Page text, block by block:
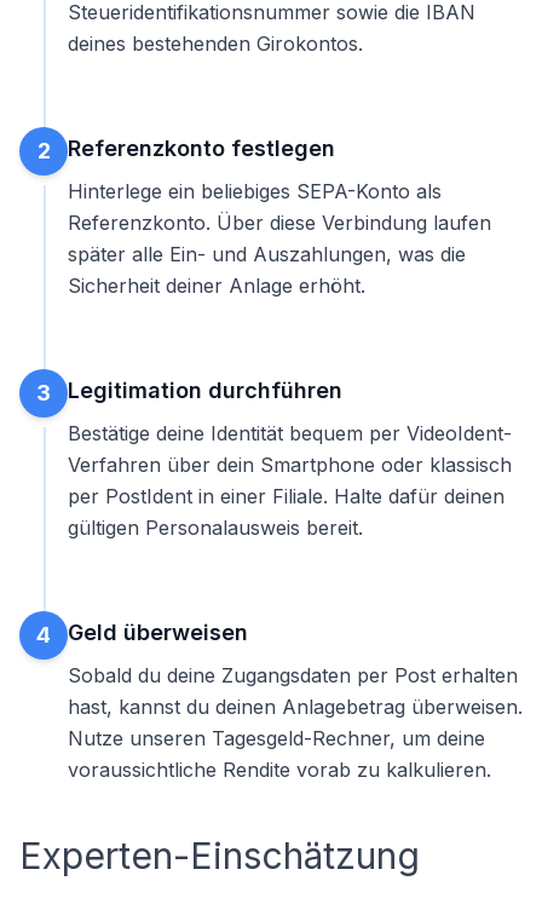
Steueridentifikationsnummer sowie die IBAN
deines bestehenden Girokontos.
2 Referenzkonto festlegen
Hinterlege ein beliebiges SEPA-Konto als
Referenzkonto. Über diese Verbindung laufen
später alle Ein- und Auszahlungen, was die
Sicherheit deiner Anlage erhöht.
3 Legitimation durchführen
Bestätige deine Identität bequem per VideoIdent-
Verfahren über dein Smartphone oder klassisch
per PostIdent in einer Filiale. Halte dafür deinen
gültigen Personalausweis bereit.
4 Geld überweisen
Sobald du deine Zugangsdaten per Post erhalten
hast, kannst du deinen Anlagebetrag überweisen.
Nutze unseren Tagesgeld-Rechner, um deine
voraussichtliche Rendite vorab zu kalkulieren.
Experten-Einschätzung